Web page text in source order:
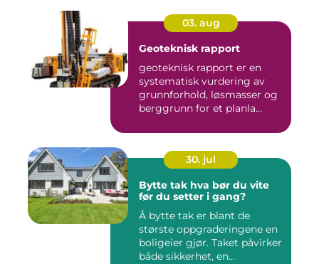
03. aug
Geoteknisk rapport
geoteknisk rapport er en
systematisk vurdering av
grunnforhold, løsmasser og
berggrunn for et planla...
30. jul
Bytte tak hva bør du vite
før du setter i gang?
Å bytte tak er blant de
største oppgraderingene en
boligeier gjør. Taket påvirker
både sikkerhet, en...